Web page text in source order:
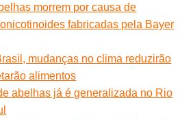
morrem por causa de
fabricadas pela Bayer
mudanças no clima reduzirão
alimentos
abelhas já é generalizada no Rio